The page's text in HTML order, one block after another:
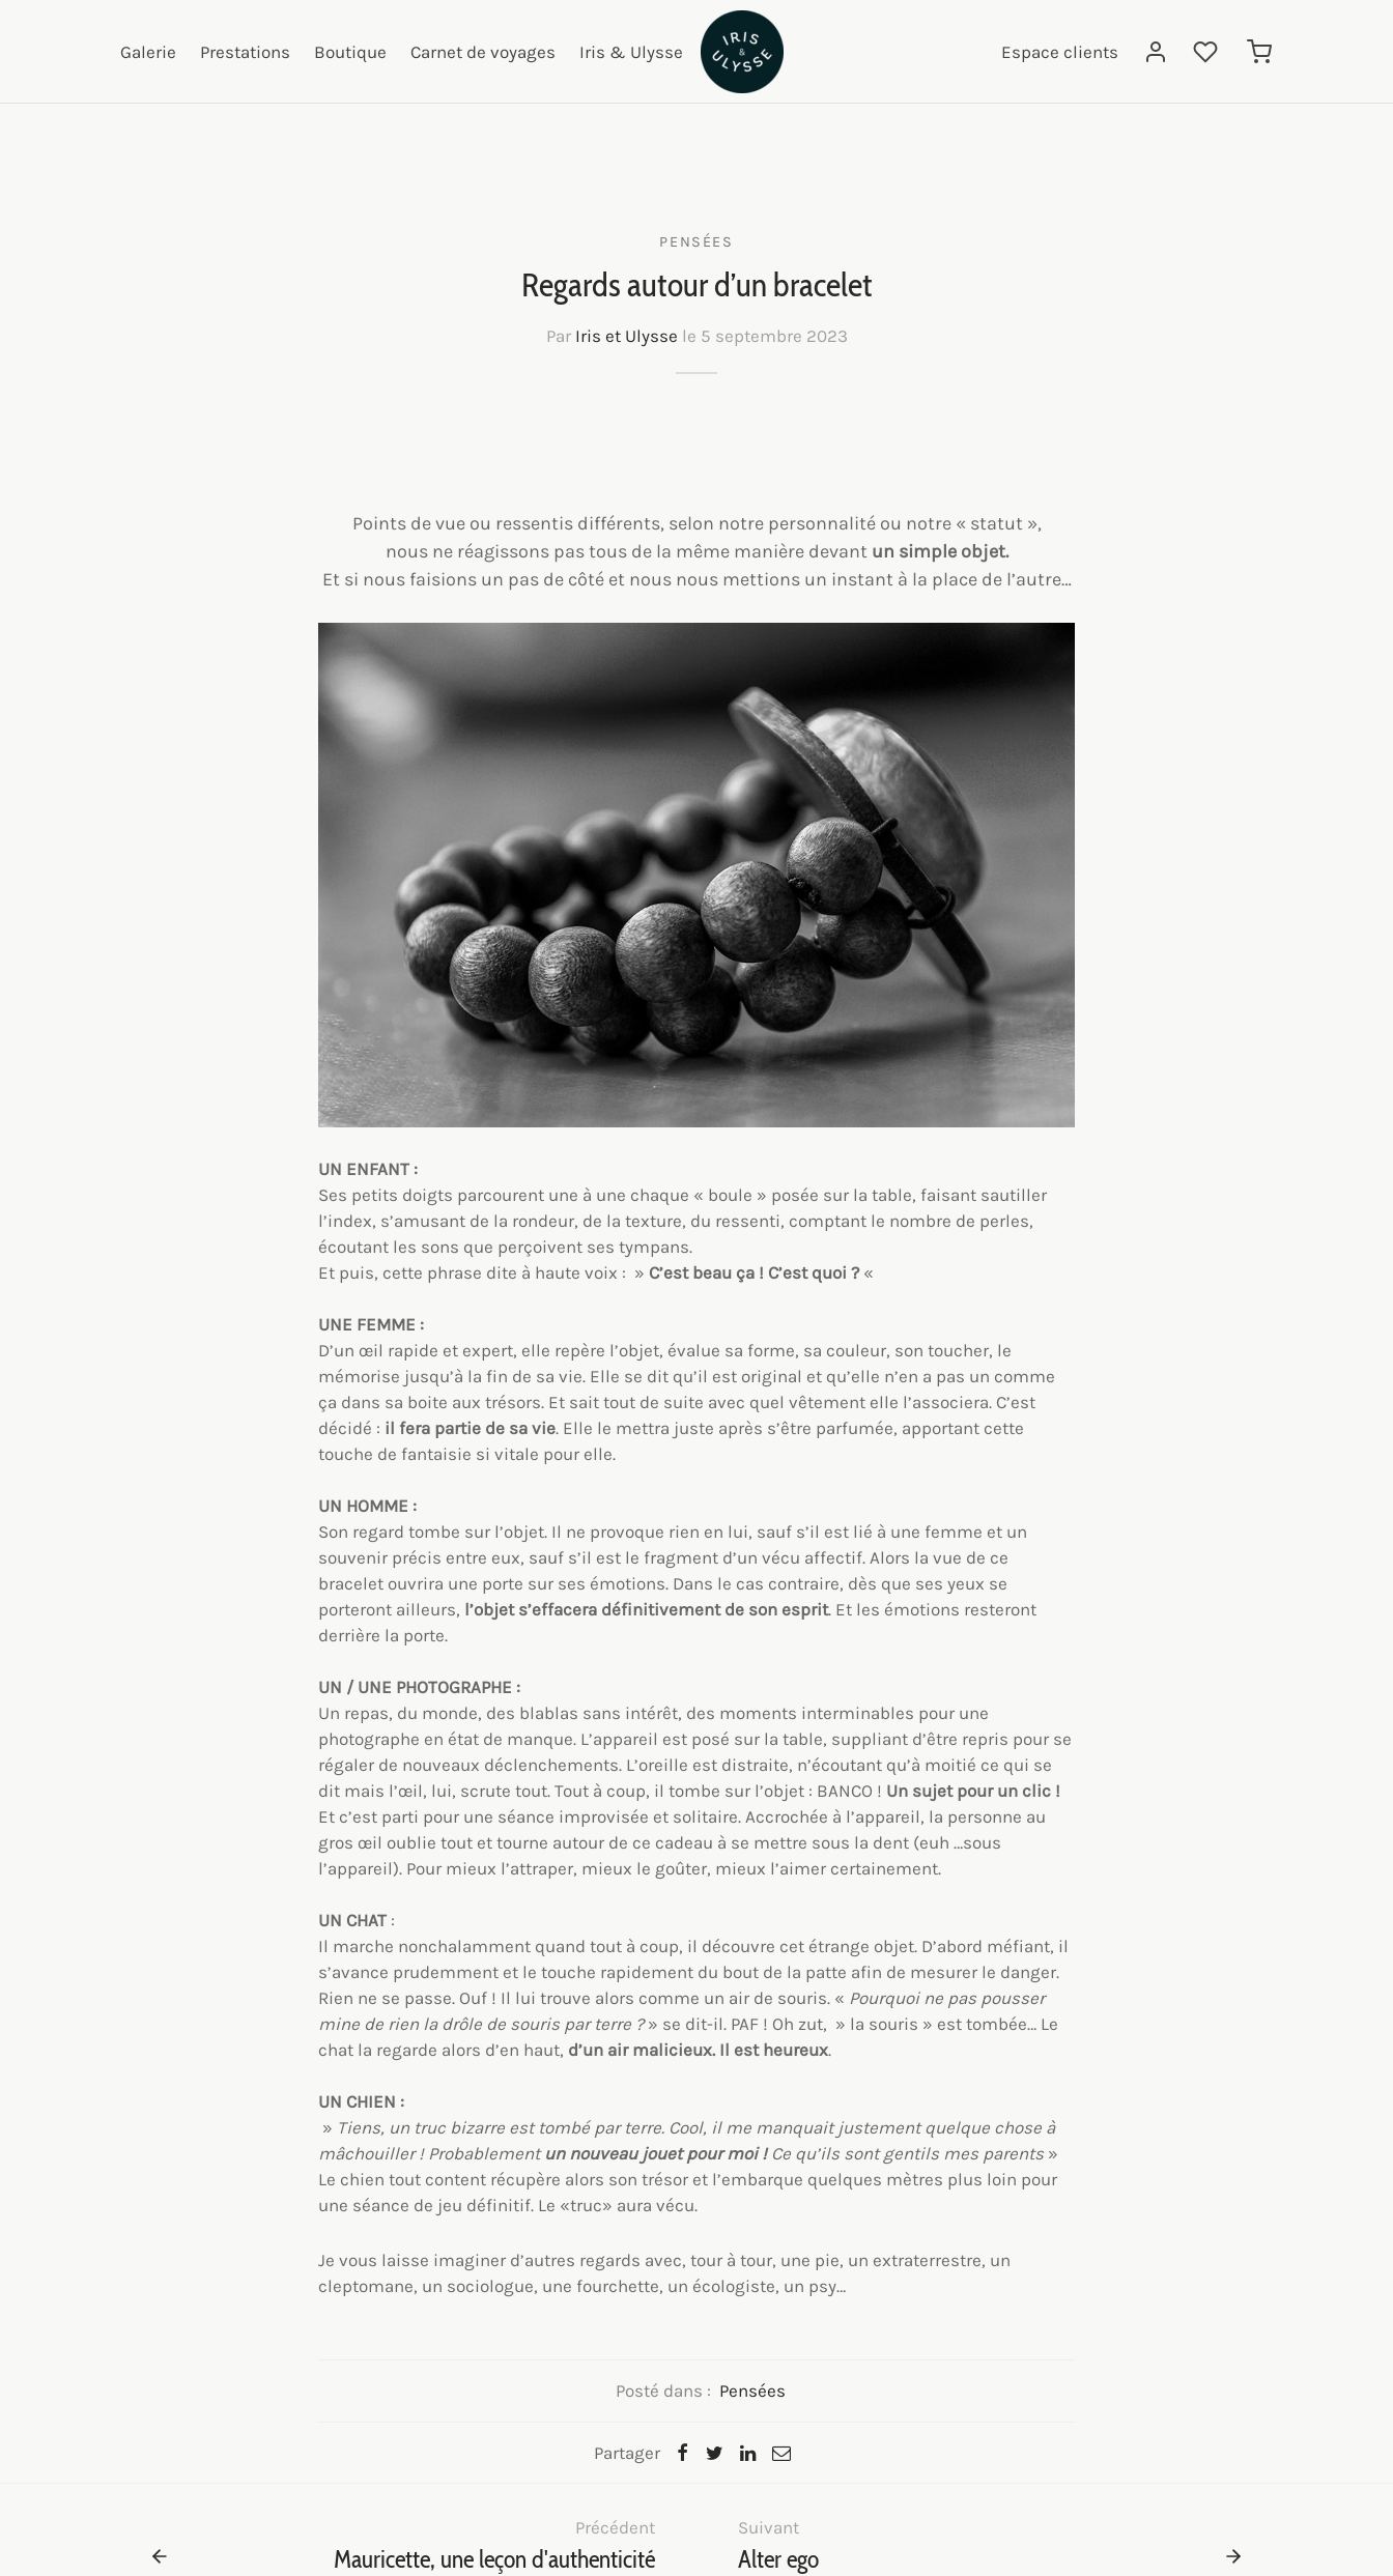
Galerie Prestations Boutique Carnet de voyages Iris & Ulysse Espace clients
PENSÉES
Regards autour d’un bracelet
Par Iris et Ulysse le 5 septembre 2023
Points de vue ou ressentis différents, selon notre personnalité ou notre « statut »,
nous ne réagissons pas tous de la même manière devant un simple objet.
Et si nous faisions un pas de côté et nous nous mettions un instant à la place de l’autre…
UN ENFANT :
Ses petits doigts parcourent une à une chaque « boule » posée sur la table, faisant sautiller
l’index, s’amusant de la rondeur, de la texture, du ressenti, comptant le nombre de perles,
écoutant les sons que perçoivent ses tympans.
Et puis, cette phrase dite à haute voix : » C’est beau ça ! C’est quoi ?«
UNE FEMME :
D’un œil rapide et expert, elle repère l’objet, évalue sa forme, sa couleur, son toucher, le
mémorise jusqu’à la fin de sa vie. Elle se dit qu’il est original et qu’elle n’en a pas un comme
ça dans sa boite aux trésors. Et sait tout de suite avec quel vêtement elle l’associera. C’est
décidé : il fera partie de sa vie. Elle le mettra juste après s’être parfumée, apportant cette
touche de fantaisie si vitale pour elle.
UN HOMME :
Son regard tombe sur l’objet. Il ne provoque rien en lui, sauf s’il est lié à une femme et un
souvenir précis entre eux, sauf s’il est le fragment d’un vécu affectif. Alors la vue de ce
bracelet ouvrira une porte sur ses émotions. Dans le cas contraire, dès que ses yeux se
porteront ailleurs, l’objet s’effacera définitivement de son esprit. Et les émotions resteront
derrière la porte.
UN / UNE PHOTOGRAPHE :
Un repas, du monde, des blablas sans intérêt, des moments interminables pour une
photographe en état de manque. L’appareil est posé sur la table, suppliant d’être repris pour se
régaler de nouveaux déclenchements. L’oreille est distraite, n’écoutant qu’à moitié ce qui se
dit mais l’œil, lui, scrute tout. Tout à coup, il tombe sur l’objet : BANCO ! Un sujet pour un clic !
Et c’est parti pour une séance improvisée et solitaire. Accrochée à l’appareil, la personne au
gros œil oublie tout et tourne autour de ce cadeau à se mettre sous la dent (euh …sous
l’appareil). Pour mieux l’attraper, mieux le goûter, mieux l’aimer certainement.
UN CHAT :
Il marche nonchalamment quand tout à coup, il découvre cet étrange objet. D’abord méfiant, il
s’avance prudemment et le touche rapidement du bout de la patte afin de mesurer le danger.
Rien ne se passe. Ouf ! Il lui trouve alors comme un air de souris. « Pourquoi ne pas pousser
mine de rien la drôle de souris par terre ?» se dit-il. PAF ! Oh zut, » la souris » est tombée… Le
chat la regarde alors d’en haut, d’un air malicieux. Il est heureux.
UN CHIEN :
» Tiens, un truc bizarre est tombé par terre. Cool, il me manquait justement quelque chose à
mâchouiller ! Probablement un nouveau jouet pour moi ! Ce qu’ils sont gentils mes parents »
Le chien tout content récupère alors son trésor et l’embarque quelques mètres plus loin pour
une séance de jeu définitif. Le «truc» aura vécu.
Je vous laisse imaginer d’autres regards avec, tour à tour, une pie, un extraterrestre, un
cleptomane, un sociologue, une fourchette, un écologiste, un psy…
Posté dans : Pensées
Partager
Précédent
Mauricette, une leçon d'authenticité
Suivant
Alter ego